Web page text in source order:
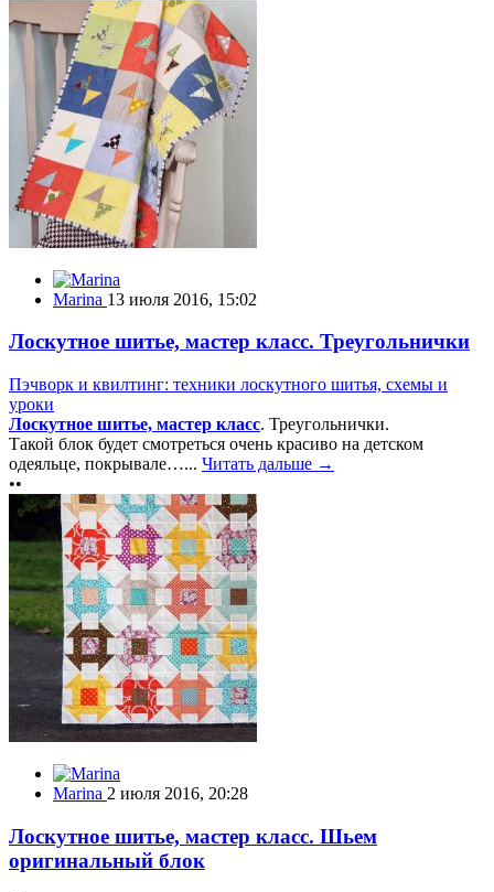
Marina 13 июля 2016, 15:02
Лоскутное шитье, мастер класс. Треугольнички
Пэчворк и квилтинг: техники лоскутного шитья, схемы и
уроки
Лоскутное шитье, мастер класс. Треугольнички.
Такой блок будет смотреться очень красиво на детском
одеяльце, покрывале…... Читать дальше →
••
Marina 2 июля 2016, 20:28
Лоскутное шитье, мастер класс. Шьем
оригинальный блок